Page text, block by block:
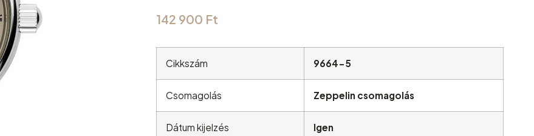
142 900 Ft
Cikkszám 9664-5
Csomagolás Zeppelin csomagolás
Dátum kijelzés Igen